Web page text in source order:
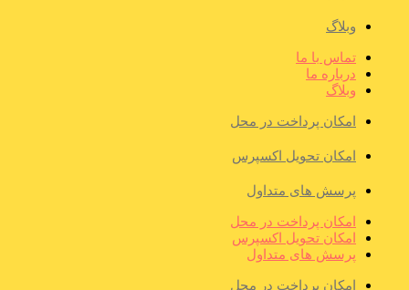
وبلاگ
تماس با ما
درباره ما
وبلاگ
امکان پرداخت در محل
امکان تحویل اکسپرس
پرسش های متداول
امکان پرداخت در محل
امکان تحویل اکسپرس
پرسش های متداول
امکان پرداخت در محل